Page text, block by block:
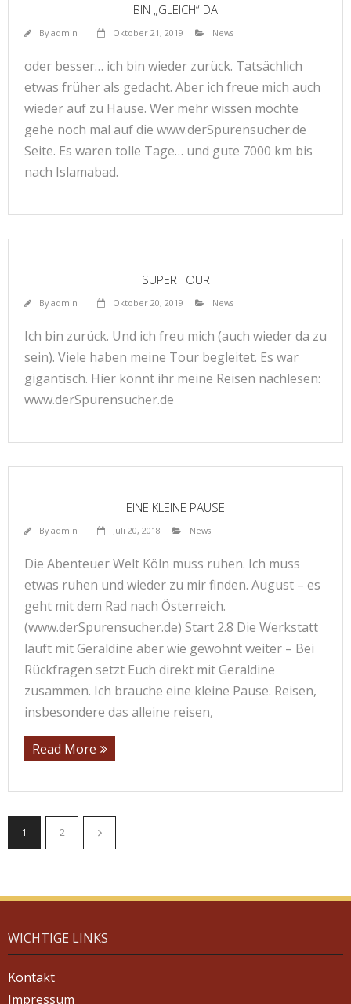
BIN „GLEICH“ DA
Byadmin Oktober 21, 2019 News
oder besser… ich bin wieder zurück. Tatsächlich
etwas früher als gedacht. Aber ich freue mich auch
wieder auf zu Hause. Wer mehr wissen möchte
gehe noch mal auf die www.derSpurensucher.de
Seite. Es waren tolle Tage… und gute 7000 km bis
nach Islamabad.
SUPER TOUR
Byadmin Oktober 20, 2019 News
Ich bin zurück. Und ich freu mich (auch wieder da zu
sein). Viele haben meine Tour begleitet. Es war
gigantisch. Hier könnt ihr meine Reisen nachlesen:
www.derSpurensucher.de
EINE KLEINE PAUSE
Byadmin Juli 20, 2018 News
Die Abenteuer Welt Köln muss ruhen. Ich muss
etwas ruhen und wieder zu mir finden. August – es
geht mit dem Rad nach Österreich.
(www.derSpurensucher.de) Start 2.8 Die Werkstatt
läuft mit Geraldine aber wie gewohnt weiter – Bei
Rückfragen setzt Euch direkt mit Geraldine
zusammen. Ich brauche eine kleine Pause. Reisen,
insbesondere das alleine reisen,
Read More
1 2
WICHTIGE LINKS
Kontakt
Impressum